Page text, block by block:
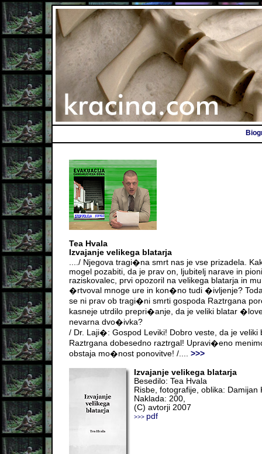
Tea Hvala
Izvajanje velikega blatarja
..../ Njegova tragi�na smrt nas je vse prizadela.
mogel pozabiti, da je prav on, ljubitelj narave in
raziskovalec, prvi opozoril na velikega blatarja in mu
�rtvoval mnoge ure in kon�no tudi �ivljenje?
se ni prav ob tragi�ni smrti gospoda Raztrgana
kasneje utrdilo prepri�anje, da je veliki blatar
nevarna dvo�ivka?
/ Dr. Laji�: Gospod Leviki! Dobro veste, da je veliki
Raztrgana dobesedno raztrgal! Upravi�eno
obstaja mo�nost ponovitve! /.... >>>
Izvajanje velikega blatarja
Besedilo: Tea Hvala
Risbe, fotografije, oblika: Damijan
Naklada: 200,
(C) avtorji 2007
>>> pdf